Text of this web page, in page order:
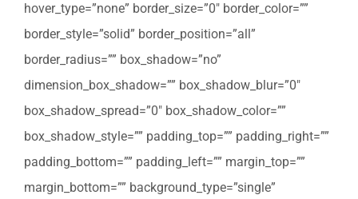
hover_type=”none” border_size=”0″ border_color=””
border_style=”solid” border_position=”all”
border_radius=”” box_shadow=”no”
dimension_box_shadow=”” box_shadow_blur=”0″
box_shadow_spread=”0″ box_shadow_color=””
box_shadow_style=”” padding_top=”” padding_right=””
padding_bottom=”” padding_left=”” margin_top=””
margin_bottom=”” background_type=”single”